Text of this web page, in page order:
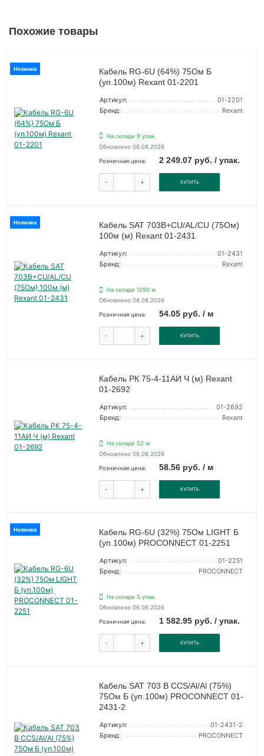
Похожие товары
Новинка
Кабель RG-6U (64%) 75Ом Б
(уп.100м) Rexant 01-2201
Артикул:
01-2201
Бренд:
Rexant
На складе 9 упак.
Обновлено 06.08.2026
Розничная цена: 2 249.07 руб. / упак.
- + КУПИТЬ
Новинка
Кабель SAT 703B+CU/AL/CU (75Ом)
100м (м) Rexant 01-2431
Артикул:
01-2431
Бренд:
Rexant
На складе 1290 м
Обновлено 06.08.2026
Розничная цена: 54.05 руб. / м
- + КУПИТЬ
Кабель РК 75-4-11АИ Ч (м) Rexant
01-2692
Артикул:
01-2692
Бренд:
Rexant
На складе 52 м
Обновлено 06.08.2026
Розничная цена: 58.56 руб. / м
- + КУПИТЬ
Новинка
Кабель RG-6U (32%) 75Ом LIGHT Б
(уп.100м) PROCONNECT 01-2251
Артикул:
01-2251
Бренд:
PROCONNECT
На складе 5 упак.
Обновлено 06.08.2026
Розничная цена: 1 582.95 руб. / упак.
- + КУПИТЬ
Кабель SAT 703 B CCS/Al/Al (75%)
75Ом Б (уп.100м) PROCONNECT 01-
2431-2
Артикул:
01-2431-2
Бренд:
PROCONNECT